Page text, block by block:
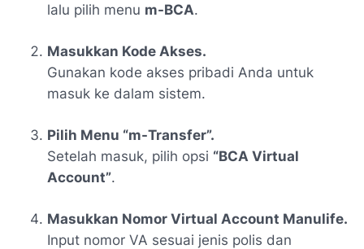
lalu pilih menu m-BCA.
Masukkan Kode Akses.
Gunakan kode akses pribadi Anda untuk
masuk ke dalam sistem.
Pilih Menu “m-Transfer”.
Setelah masuk, pilih opsi “BCA Virtual
Account”.
Masukkan Nomor Virtual Account Manulife.
Input nomor VA sesuai jenis polis dan